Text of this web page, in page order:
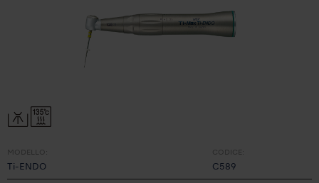
MODELLO:
Ti-ENDO
CODICE:
C589